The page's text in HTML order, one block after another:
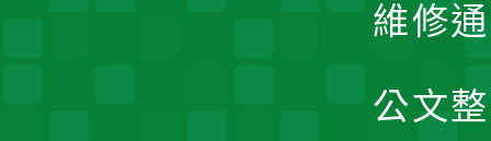
維修
公文